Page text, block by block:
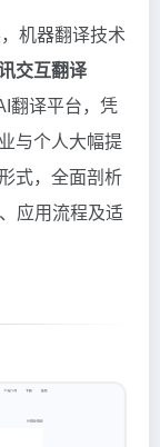
机器翻译技术
交互翻译
翻译平台，凭
与个人大幅提
式，全面剖析
应用流程及适